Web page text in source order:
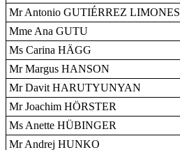
Mr Antonio GUTIÉRREZ LIMONES
Mme Ana GUTU
Ms Carina HÄGG
Mr Margus HANSON
Mr Davit HARUTYUNYAN
Mr Joachim HÖRSTER
Ms Anette HÜBINGER
Mr Andrej HUNKO